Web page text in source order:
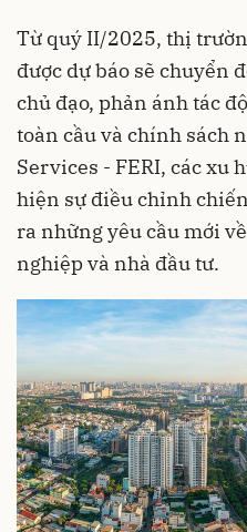
Từ quý II/2025, thị
được dự báo sẽ chuyển
chủ đạo, phản ánh tác
toàn cầu và chính sách
Services - FERI, các xu
hiện sự điều chỉnh
ra những yêu cầu mới
nghiệp và nhà đầu tư.